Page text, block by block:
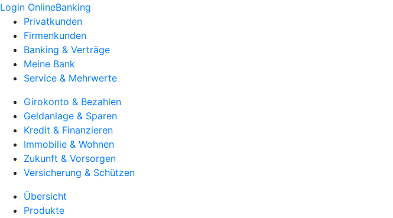
Login OnlineBanking
Privatkunden
Firmenkunden
Banking & Verträge
Meine Bank
Service & Mehrwerte
Girokonto & Bezahlen
Geldanlage & Sparen
Kredit & Finanzieren
Immobilie & Wohnen
Zukunft & Vorsorgen
Versicherung & Schützen
Übersicht
Produkte